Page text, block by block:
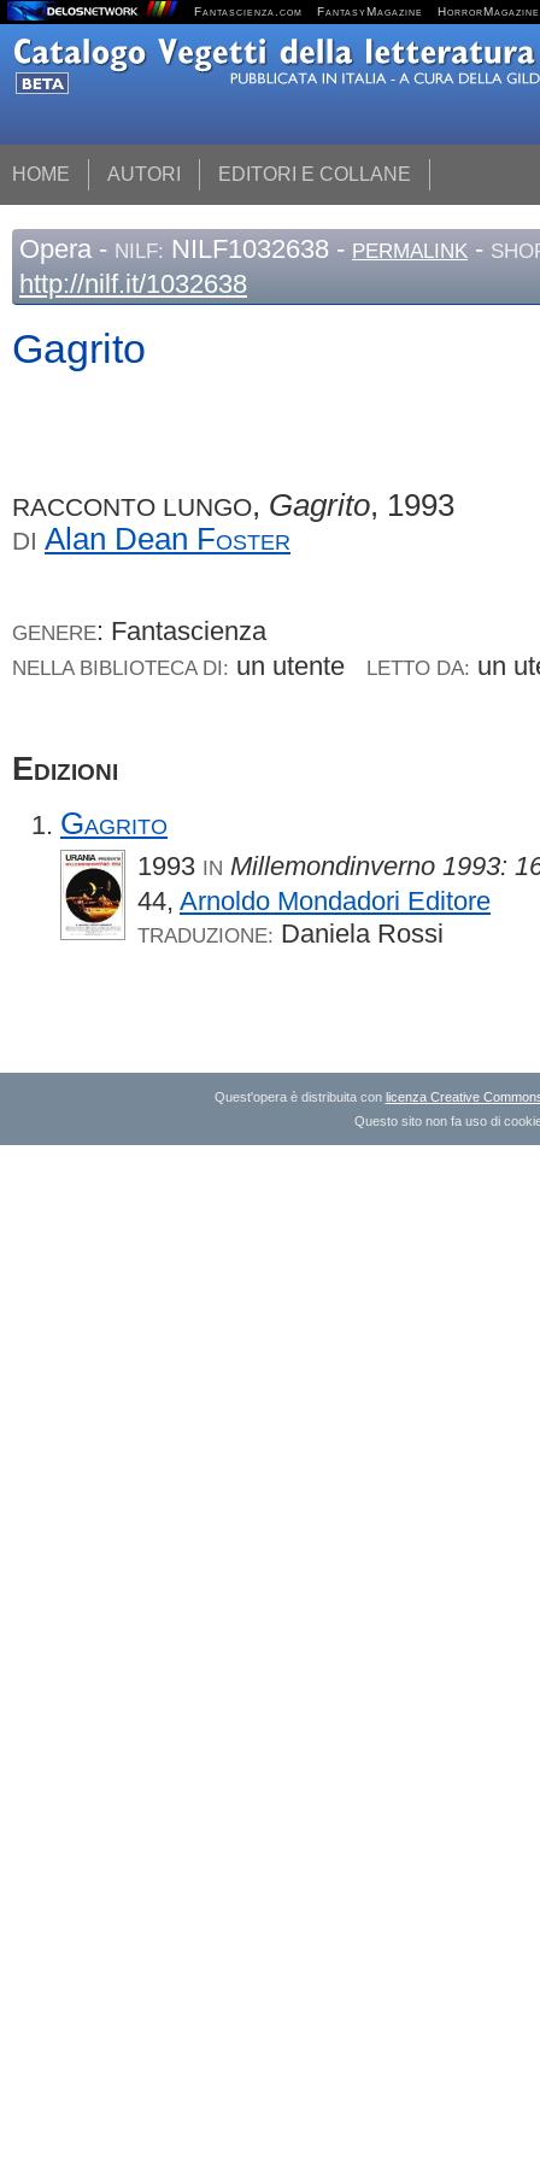
Fantascienza.com FantasyMagazine HorrorMagazine
HOME AUTORI EDITORI E COLLANE
Opera - NILF: NILF1032638 - PERMALINK -
http://nilf.it/1032638
Gagrito
RACCONTO LUNGO, Gagrito, 1993
DI Alan Dean Foster
GENERE: Fantascienza
NELLA BIBLIOTECA DI: un utente LETTO DA: un
Edizioni
Gagrito
1993 IN Millemondinverno 1993:
44, Arnoldo Mondadori Editore
TRADUZIONE: Daniela Rossi
Quest'opera è distribuita con licenza Creative
Questo sito non fa uso di